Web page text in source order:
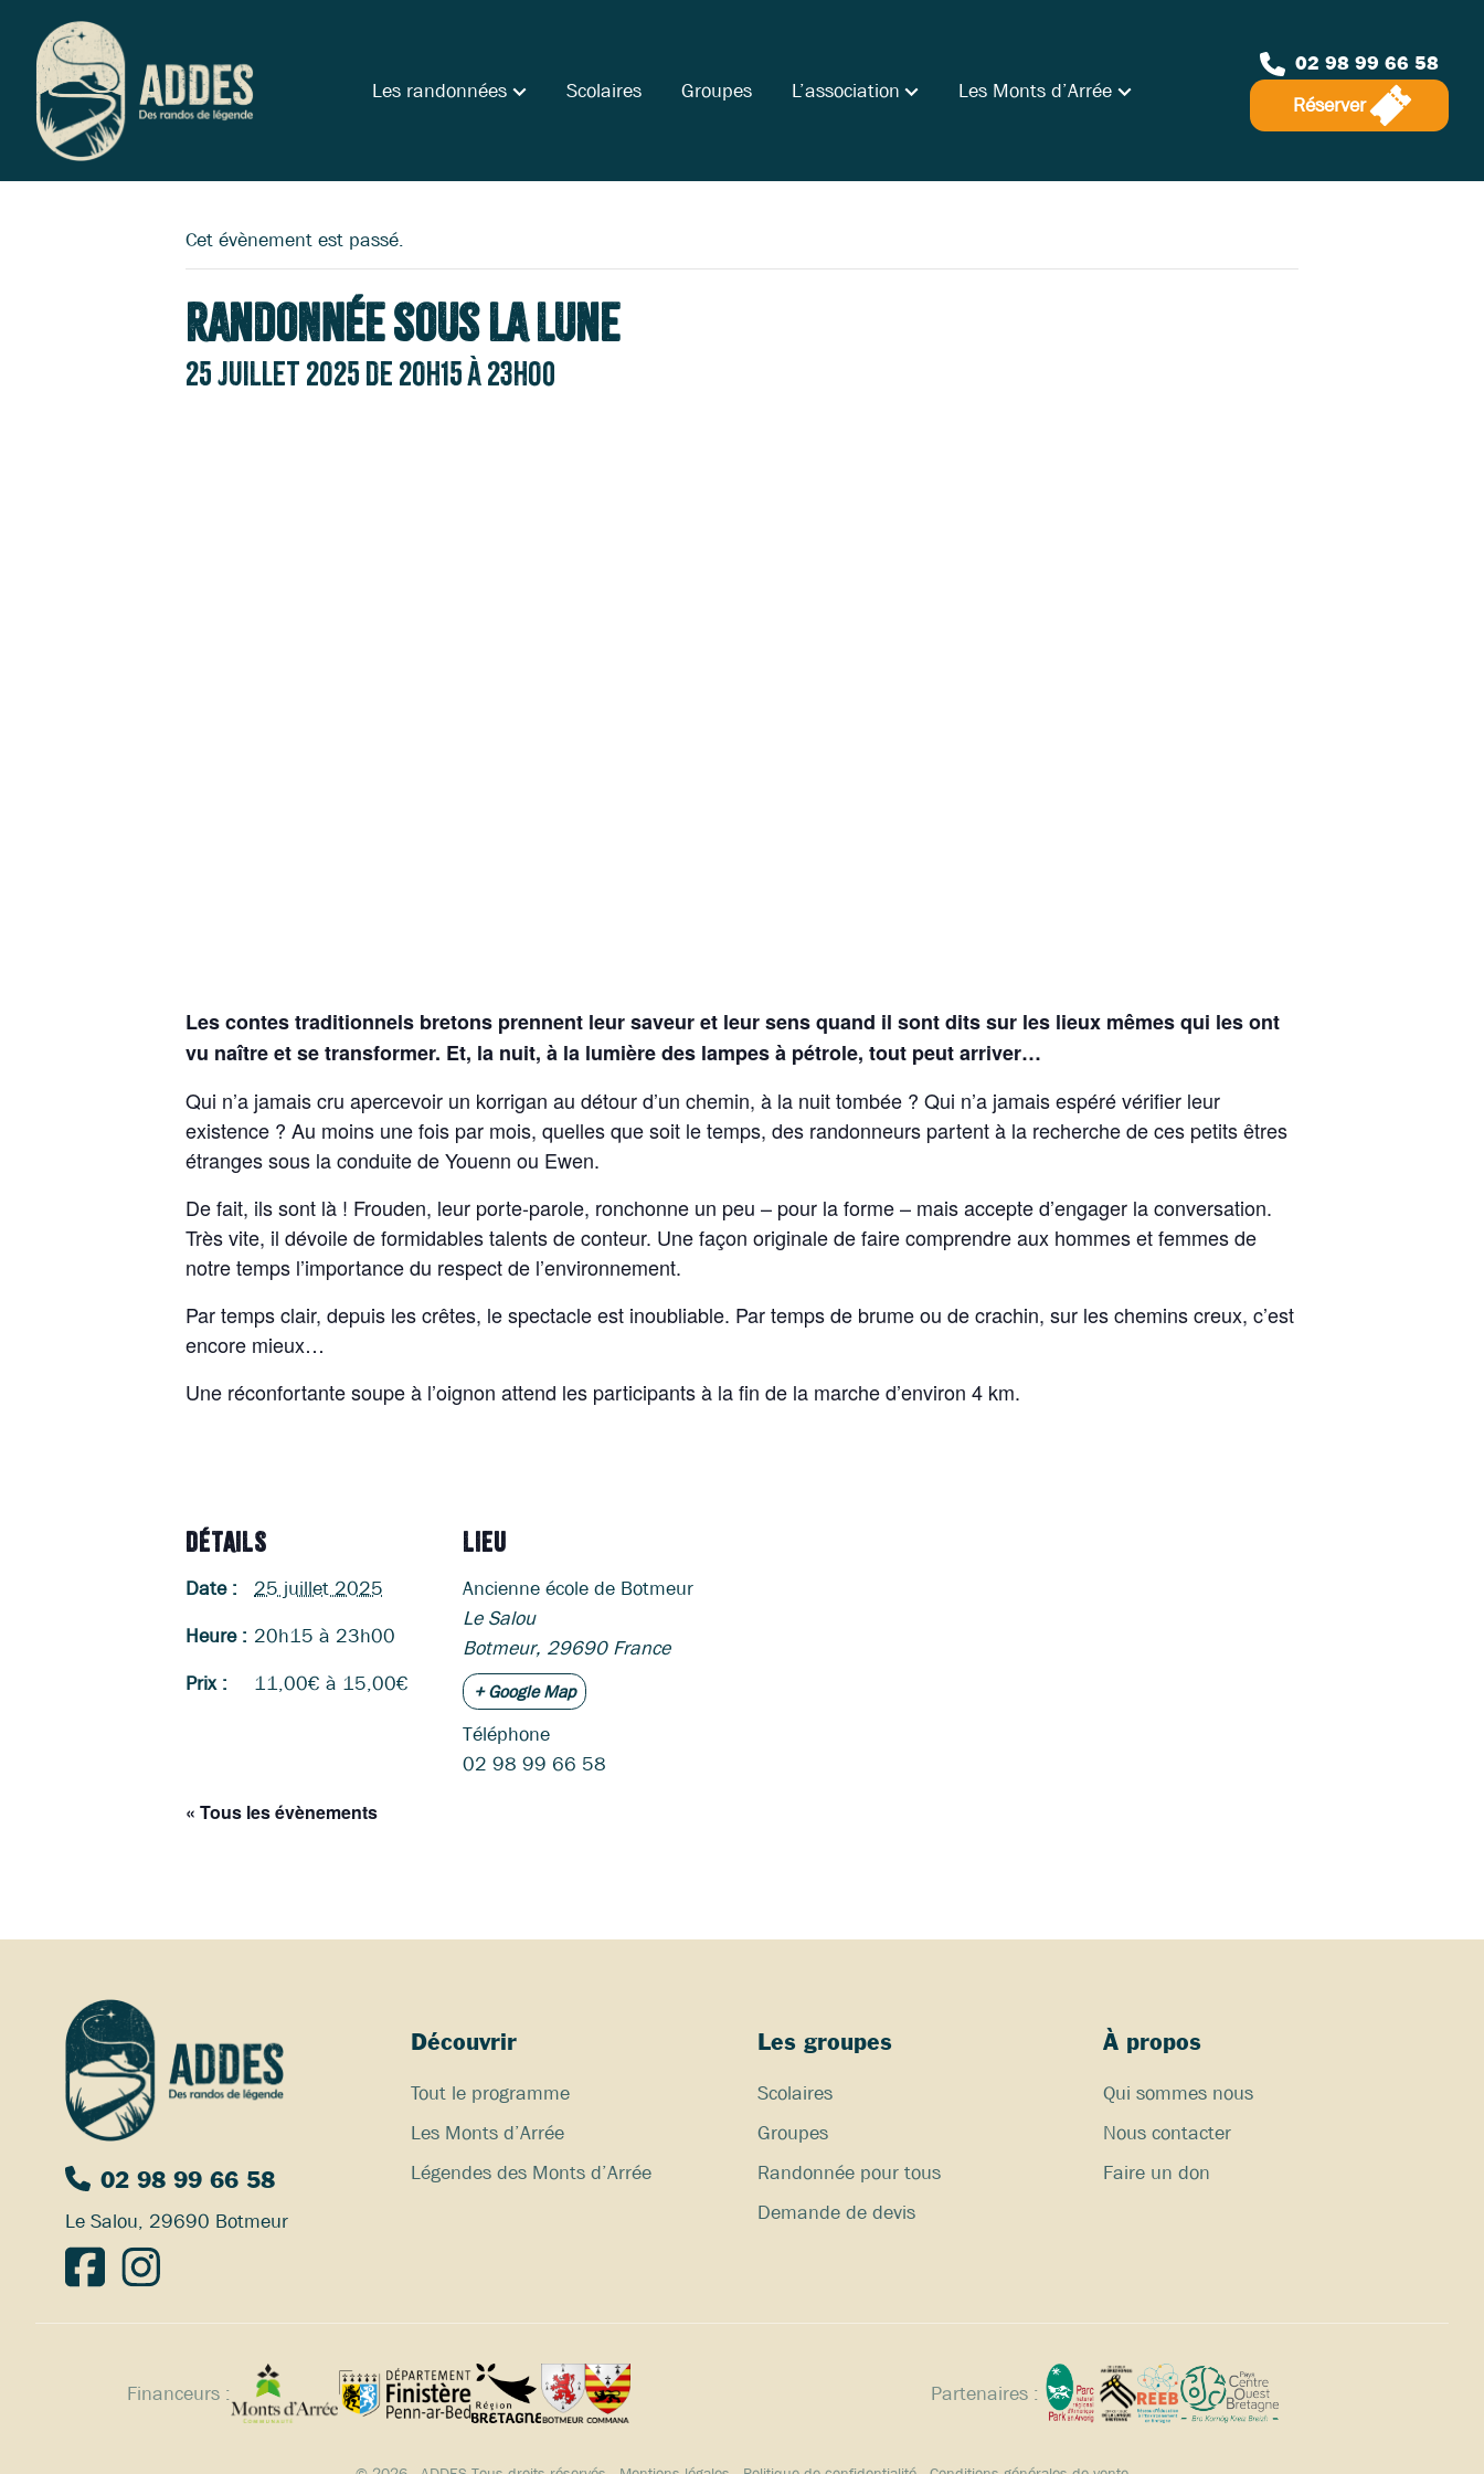
Les randonnées Scolaires Groupes L’association Les Monts d’Arrée
02 98 99 66 58
Réserver
Cet évènement est passé.
Randonnée sous la Lune
25 juillet 2025 de 20h15à23h00
Les contes traditionnels bretons prennent leur saveur et leur sens quand il sont dits sur les lieux mêmes qui les ont
vu naître et se transformer. Et, la nuit, à la lumière des lampes à pétrole, tout peut arriver…
Qui n’a jamais cru apercevoir un korrigan au détour d’un chemin, à la nuit tombée ? Qui n’a jamais espéré vérifier leur
existence ? Au moins une fois par mois, quelles que soit le temps, des randonneurs partent à la recherche de ces petits êtres
étranges sous la conduite de Youenn ou Ewen.
De fait, ils sont là ! Frouden, leur porte-parole, ronchonne un peu – pour la forme – mais accepte d’engager la conversation.
Très vite, il dévoile de formidables talents de conteur. Une façon originale de faire comprendre aux hommes et femmes de
notre temps l’importance du respect de l’environnement.
Par temps clair, depuis les crêtes, le spectacle est inoubliable. Par temps de brume ou de crachin, sur les chemins creux, c’est
encore mieux…
Une réconfortante soupe à l’oignon attend les participants à la fin de la marche d’environ 4 km.
DÉTAILS
Date :
25 juillet 2025
Heure : 20h15 à 23h00
Prix :
11,00€ à 15,00€
LIEU
Ancienne école de Botmeur
Le Salou
Botmeur, 29690 France
+ Google Map
Téléphone
02 98 99 66 58
« Tous les évènements
02 98 99 66 58
Le Salou, 29690 Botmeur
Découvrir
Tout le programme
Les Monts d’Arrée
Légendes des Monts d’Arrée
Les groupes
Scolaires
Groupes
Randonnée pour tous
Demande de devis
À propos
Qui sommes nous
Nous contacter
Faire un don
Financeurs : Partenaires :